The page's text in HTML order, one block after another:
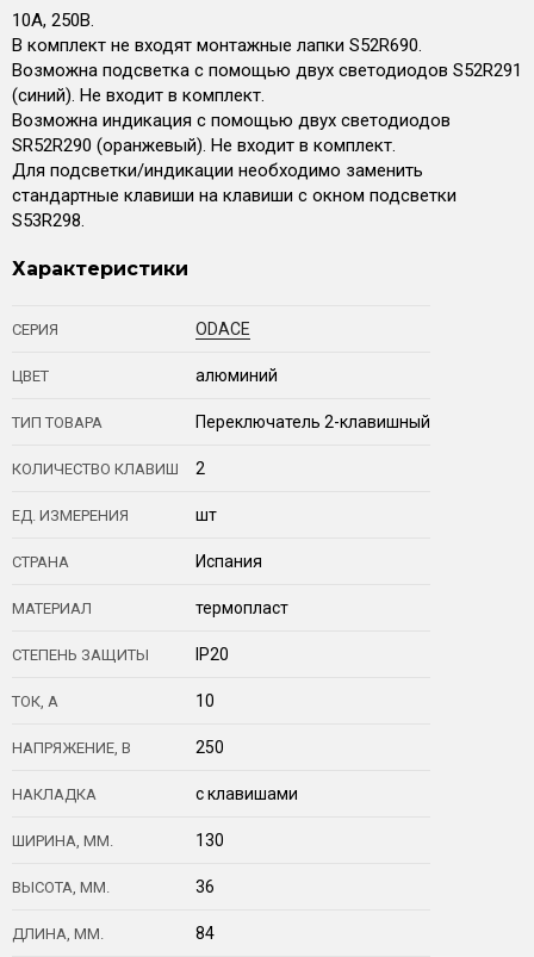
10А, 250В.
В комплект не входят монтажные лапки S52R690.
Возможна подсветка с помощью двух светодиодов S52R291
(синий). Не входит в комплект.
Возможна индикация с помощью двух светодиодов
SR52R290 (оранжевый). Не входит в комплект.
Для подсветки/индикации необходимо заменить
стандартные клавиши на клавиши с окном подсветки
S53R298.
Характеристики
СЕРИЯ ODACE
ЦВЕТ алюминий
ТИП ТОВАРА Переключатель 2-клавишный
КОЛИЧЕСТВО КЛАВИШ 2
ЕД. ИЗМЕРЕНИЯ шт
СТРАНА Испания
МАТЕРИАЛ термопласт
СТЕПЕНЬ ЗАЩИТЫ IP20
ТОК, А 10
НАПРЯЖЕНИЕ, В 250
НАКЛАДКА с клавишами
ШИРИНА, ММ. 130
ВЫСОТА, ММ. 36
ДЛИНА, ММ. 84